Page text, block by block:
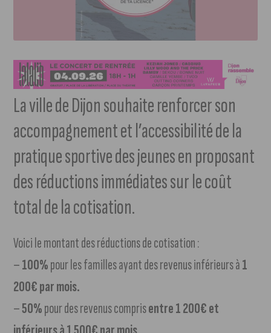
La ville de Dijon souhaite renforcer son
accompagnement et l’accessibilité de la
pratique sportive des jeunes en proposant
des réductions immédiates sur le coût
total de la cotisation.
Voici le montant des réductions de cotisation :
–100%pour les familles ayant des revenus inférieurs à1
200€ par mois.
–50%pour des revenus comprisentre 1 200€ et